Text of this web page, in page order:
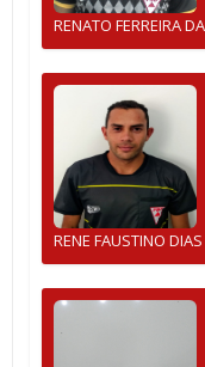
RENATO FERREIRA
RENE FAUSTINO DIAS